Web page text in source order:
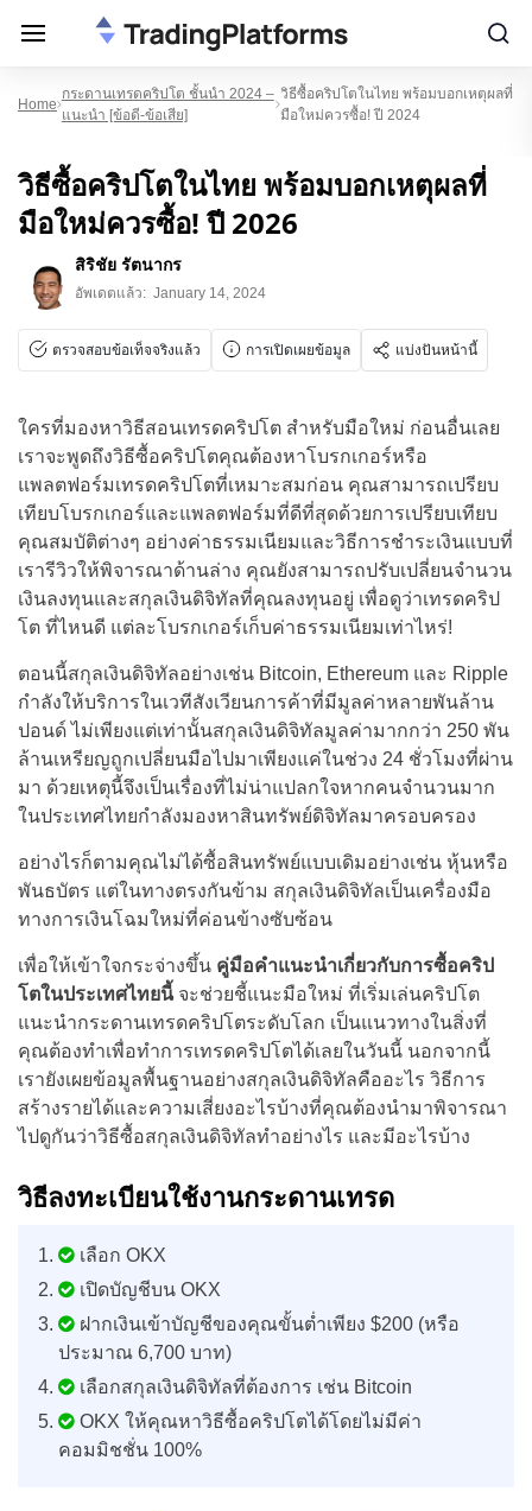
Home
กระดานเทรดคริปโต ชั้นนำ 2024 –
แนะนำ [ข้อดี-ข้อเสีย]
วิธีซื้อคริปโตในไทย พร้อมบอกเหตุผลที่
มือใหม่ควรซื้อ! ปี 2024
วิธีซื้อคริปโตในไทย พร้อมบอกเหตุผลที่
มือใหม่ควรซื้อ! ปี 2026
สิริชัย รัตนากร
อัพเดตแล้ว: January 14, 2024
ตรวจสอบข้อเท็จจริงแล้ว การเปิดเผยข้อมูล แบ่งปันหน้านี้
ใครที่มองหาวิธีสอนเทรดคริปโต สำหรับมือใหม่ ก่อนอื่นเลย
เราจะพูดถึงวิธีซื้อคริปโตคุณต้องหาโบรกเกอร์หรือ
แพลตฟอร์มเทรดคริปโตที่เหมาะสมก่อน คุณสามารถเปรียบ
เทียบโบรกเกอร์และแพลตฟอร์มที่ดีที่สุดด้วยการเปรียบเทียบ
คุณสมบัติต่างๆ อย่างค่าธรรมเนียมและวิธีการชำระเงินแบบที่
เรารีวิวให้พิจารณาด้านล่าง คุณยังสามารถปรับเปลี่ยนจำนวน
เงินลงทุนและสกุลเงินดิจิทัลที่คุณลงทุนอยู่ เพื่อดูว่าเทรดคริป
โต ที่ไหนดี แต่ละโบรกเกอร์เก็บค่าธรรมเนียมเท่าไหร่!
ตอนนี้สกุลเงินดิจิทัลอย่างเช่น Bitcoin, Ethereum และ Ripple
กำลังให้บริการในเวทีสังเวียนการค้าที่มีมูลค่าหลายพันล้าน
ปอนด์ ไม่เพียงแต่เท่านั้นสกุลเงินดิจิทัลมูลค่ามากกว่า 250 พัน
ล้านเหรียญถูกเปลี่ยนมือไปมาเพียงแค่ในช่วง 24 ชั่วโมงที่ผ่าน
มา ด้วยเหตุนี้จึงเป็นเรื่องที่ไม่น่าแปลกใจหากคนจำนวนมาก
ในประเทศไทยกำลังมองหาสินทรัพย์ดิจิทัลมาครอบครอง
อย่างไรก็ตามคุณไม่ได้ซื้อสินทรัพย์แบบเดิมอย่างเช่น หุ้นหรือ
พันธบัตร แต่ในทางตรงกันข้าม สกุลเงินดิจิทัลเป็นเครื่องมือ
ทางการเงินโฉมใหม่ที่ค่อนข้างซับซ้อน
เพื่อให้เข้าใจกระจ่างขึ้น คู่มือคำแนะนำเกี่ยวกับการซื้อคริป
โตในประเทศไทยนี้ จะช่วยชี้แนะมือใหม่ ที่เริ่มเล่นคริปโต
แนะนำกระดานเทรดคริปโตระดับโลก เป็นแนวทางในสิ่งที่
คุณต้องทำเพื่อทำการเทรดคริปโตได้เลยในวันนี้ นอกจากนี้
เรายังเผยข้อมูลพื้นฐานอย่างสกุลเงินดิจิทัลคืออะไร วิธีการ
สร้างรายได้และความเสี่ยงอะไรบ้างที่คุณต้องนำมาพิจารณา
ไปดูกันว่าวิธีซื้อสกุลเงินดิจิทัลทำอย่างไร และมีอะไรบ้าง
วิธีลงทะเบียนใช้งานกระดานเทรด
เลือก OKX
เปิดบัญชีบน OKX
ฝากเงินเข้าบัญชีของคุณขั้นต่ำเพียง $200 (หรือ
ประมาณ 6,700 บาท)
เลือกสกุลเงินดิจิทัลที่ต้องการ เช่น Bitcoin
OKX ให้คุณหาวิธีซื้อคริปโตได้โดยไม่มีค่า
คอมมิชชั่น 100%